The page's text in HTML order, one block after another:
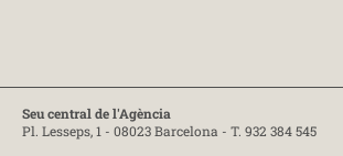
Seu central de l'Agència
Pl. Lesseps, 1 - 08023 Barcelona - T. 932 384 545